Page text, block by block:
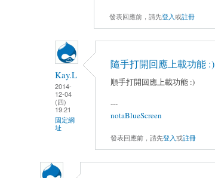
發表回應前，請先登入或註冊
Kay.L
2014-
12-04
(四)
19:21
固定網
址
隨手打開回應上載功能 :)
順手打開回應上載功能 :)
---
notaBlueScreen
發表回應前，請先登入或註冊